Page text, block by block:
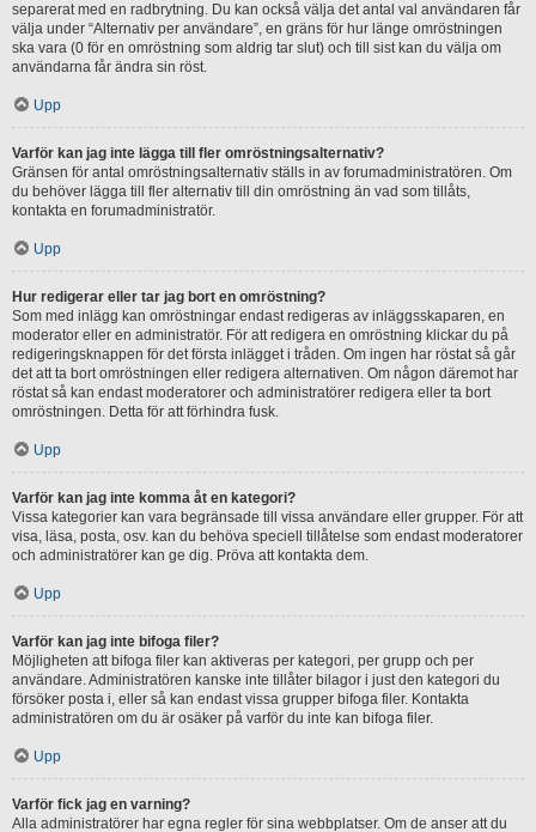
separerat med en radbrytning. Du kan också välja det antal val användaren får
välja under “Alternativ per användare”, en gräns för hur länge omröstningen
ska vara (0 för en omröstning som aldrig tar slut) och till sist kan du välja om
användarna får ändra sin röst.
Upp
Varför kan jag inte lägga till fler omröstningsalternativ?
Gränsen för antal omröstningsalternativ ställs in av forumadministratören. Om
du behöver lägga till fler alternativ till din omröstning än vad som tillåts,
kontakta en forumadministratör.
Upp
Hur redigerar eller tar jag bort en omröstning?
Som med inlägg kan omröstningar endast redigeras av inläggsskaparen, en
moderator eller en administratör. För att redigera en omröstning klickar du på
redigeringsknappen för det första inlägget i tråden. Om ingen har röstat så går
det att ta bort omröstningen eller redigera alternativen. Om någon däremot har
röstat så kan endast moderatorer och administratörer redigera eller ta bort
omröstningen. Detta för att förhindra fusk.
Upp
Varför kan jag inte komma åt en kategori?
Vissa kategorier kan vara begränsade till vissa användare eller grupper. För att
visa, läsa, posta, osv. kan du behöva speciell tillåtelse som endast moderatorer
och administratörer kan ge dig. Pröva att kontakta dem.
Upp
Varför kan jag inte bifoga filer?
Möjligheten att bifoga filer kan aktiveras per kategori, per grupp och per
användare. Administratören kanske inte tillåter bilagor i just den kategori du
försöker posta i, eller så kan endast vissa grupper bifoga filer. Kontakta
administratören om du är osäker på varför du inte kan bifoga filer.
Upp
Varför fick jag en varning?
Alla administratörer har egna regler för sina webbplatser. Om de anser att du